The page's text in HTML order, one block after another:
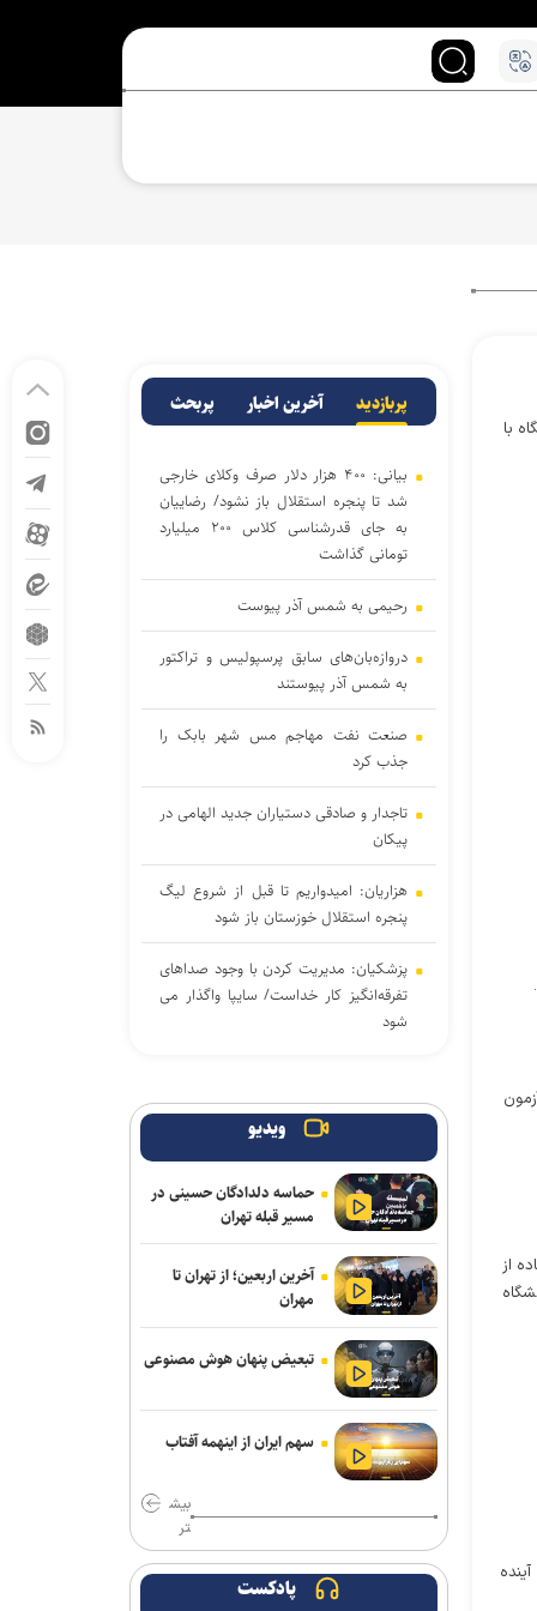
با
از
در چهار سال آینده
پربازدید آخرین اخبار پربحث
بیانی: ۴۰۰ هزار دلار صرف وکلای خارجی
شد تا پنجره استقلال باز نشود/ رضاییان
به جای قدرشناسی کلاس ۲۰۰ میلیارد
تومانی گذاشت
رحیمی به شمس آذر پیوست
دروازه‌بان‌های سابق پرسپولیس و تراکتور
به شمس آذر پیوستند
صنعت نفت مهاجم مس شهر بابک را
جذب کرد
تاجدار و صادقی دستیاران جدید الهامی در
پیکان
هزاریان: امیدواریم تا قبل از شروع لیگ
پنجره استقلال خوزستان باز شود
پزشکیان: مدیریت کردن با وجود صداهای
تفرقه‌انگیز کار خداست/ سایپا واگذار می
شود
دیدار تدارکاتی
تمرینات تیم بزرگسالان
دانایی دوباره خیبری شد
فلاح به صنعت نفت پیوست
علیرضا ملکی خیبری شد
درصدی یا کاهش چشم‌گیر بودجه فوتبال؟
باختر: انتقال قرضی بازیکن بدون ثبت
قرارداد تخلف است/ استقلال با مجازاتی
مواجه نخواهد شد
ماجرای پیشنهاد سهراب بختیاری زاده به
سردار آزمون چیست؟/ وعده پوچی که به
ویدیو
حماسه دلدادگان حسینی در
مسیر قبله تهران
آخرین اربعین؛ از تهران تا
مهران
تبعیض پنهان هوش مصنوعی
سهم ایران از اینهمه آفتاب
بیش
تر
پادکست